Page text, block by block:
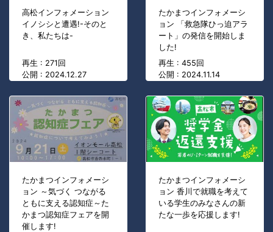
高松インフォメーション
イノシシと遭遇!-そのと
き、私たちは-
再生 : 271回
公開 : 2024.12.27
たかまつインフォメーシ
ョン 「救急隊ひっ迫アラ
ート」の発信を開始しま
した!
再生 : 455回
公開 : 2024.11.14
たかまつインフォメーシ
ョン ～気づく つながる
ともに支える認知症～た
かまつ認知症フェアを開
催します!
たかまつインフォメーシ
ョン 香川で就職を考えて
いる学生のみなさんの新
たな一歩を応援します!